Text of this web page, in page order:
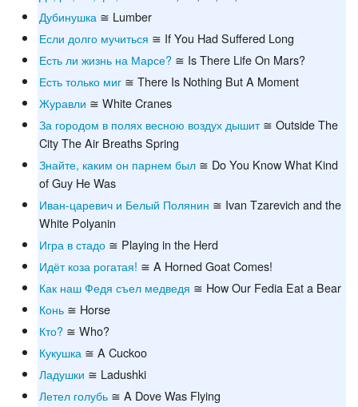
Дубинушка ≅ Lumber
Если долго мучиться ≅ If You Had Suffered Long
Есть ли жизнь на Марсе? ≅ Is There Life On Mars?
Есть только миг ≅ There Is Nothing But A Moment
Журавли ≅ White Cranes
За городом в полях весною воздух дышит≅ Outside The
City The Air Breaths Spring
Знайте, каким он парнем был ≅ Do You Know What Kind
of Guy He Was
Иван-царевич и Белый Полянин ≅ Ivan Tzarevich and the
White Polyanin
Игра в стадо ≅ Playing in the Herd
Идёт коза рогатая! ≅ A Horned Goat Comes!
Как наш Федя съел медведя ≅ How Our Fedia Eat a Bear
Конь ≅ Horse
Кто? ≅ Who?
Кукушка ≅ A Cuckoo
Ладушки ≅ Ladushki
Летел голубь ≅ A Dove Was Flying